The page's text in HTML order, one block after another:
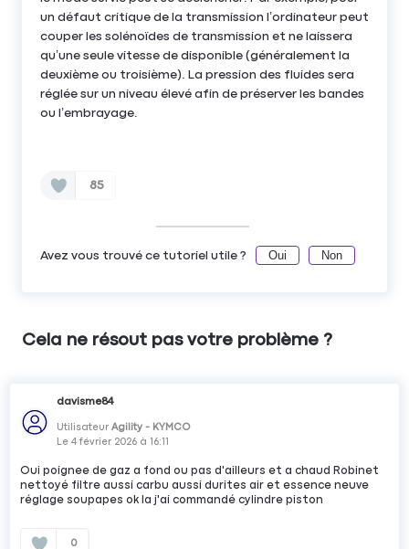
un défaut critique de la transmission l’ordinateur peut
couper les solénoïdes de transmission et ne laissera
qu’une seule vitesse de disponible (généralement la
deuxième ou troisième). La pression des fluides sera
réglée sur un niveau élevé afin de préserver les bandes
ou l’embrayage.
85
Avez vous trouvé ce tutoriel utile ? Oui Non
Cela ne résout pas votre problème ?
davisme84
UtilisateurAgility - KYMCO
Le4 février 2026 à16:11
Oui poignee de gaz a fond ou pas d'ailleurs et a chaud Robinet
nettoyé filtre aussi carbu aussi durites air et essence neuve
réglage soupapes ok la j'ai commandé cylindre piston
0